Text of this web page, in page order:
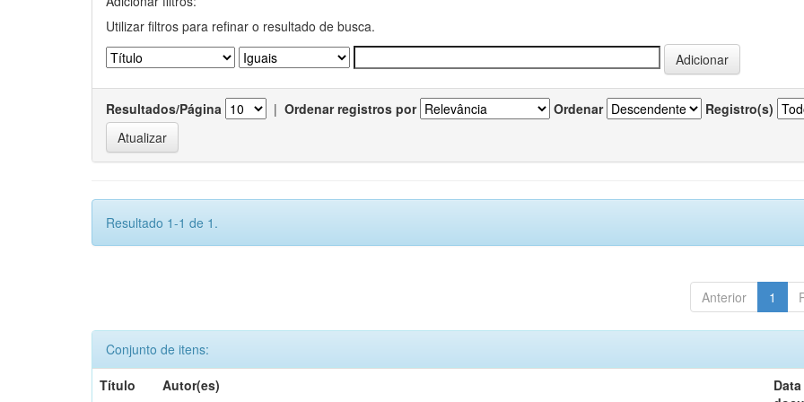
Utilizar filtros para refinar o resultado de busca.
Resultados/Página | Ordenar registros por Ordenar Registro(s)
Resultado 1-1 de 1.
Anterior 1
Conjunto de itens:
Título
Autor(es)